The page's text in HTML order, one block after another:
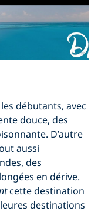
débutants, avec
douce, des
D’autre
aussi
des
en dérive.
cette destination
destinations